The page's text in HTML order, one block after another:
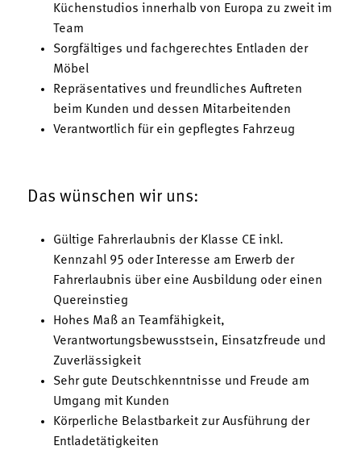
Küchenstudios innerhalb von Europa zu zweit im
Team
Sorgfältiges und fachgerechtes Entladen der
Möbel
Repräsentatives und freundliches Auftreten
beim Kunden und dessen Mitarbeitenden
Verantwortlich für ein gepflegtes Fahrzeug
Das wünschen wir uns:
Gültige Fahrerlaubnis der Klasse CE inkl.
Kennzahl 95 oder Interesse am Erwerb der
Fahrerlaubnis über eine Ausbildung oder einen
Quereinstieg
Hohes Maß an Teamfähigkeit,
Verantwortungsbewusstsein, Einsatzfreude und
Zuverlässigkeit
Sehr gute Deutschkenntnisse und Freude am
Umgang mit Kunden
Körperliche Belastbarkeit zur Ausführung der
Entladetätigkeiten